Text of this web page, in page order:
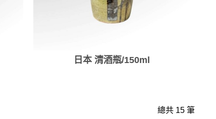
日本 清酒瓶/150ml
總共 15 筆